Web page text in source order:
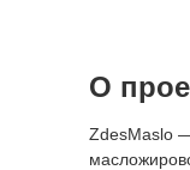
О
ZdesMaslo